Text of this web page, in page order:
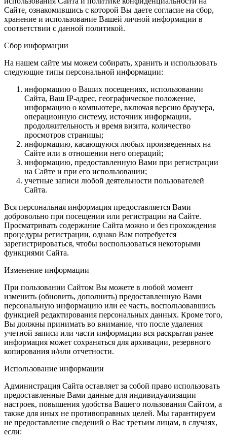
Сайте, ознакомившись с которой Вы даете согласие на сбор,
хранение и использование Вашей личной информации в
соответствии с данной политикой.
Сбор информации
На нашем сайте мы можем собирать, хранить и использовать
следующие типы персональной информации:
информацию о Ваших посещениях, использовании
Сайта, Ваш IP-адрес, географическое положение,
информацию о компьютере, включая версию браузера,
операционную систему, источник информации,
продолжительность и время визита, количество
просмотров страницы;
информацию, касающуюся любых произведенных на
Сайте или в отношении него операций;
информацию, предоставленную Вами при регистрации
на Сайте и при его использовании;
учетные записи любой деятельности пользователей
Сайта.
Вся персональная информация предоставляется Вами
добровольно при посещении или регистрации на Сайте.
Просматривать содержание Сайта можно и без прохождения
процедуры регистрации, однако Вам потребуется
зарегистрироваться, чтобы воспользоваться некоторыми
функциями Сайта.
Изменение информации
При пользовании Сайтом Вы можете в любой момент
изменить (обновить, дополнить) предоставленную Вами
персональную информацию или ее часть, воспользовавшись
функцией редактирования персональных данных. Кроме того,
Вы должны принимать во внимание, что после удаления
учетной записи или части информации вся раскрытая ранее
информация может сохраняться для архивации, резервного
копирования и/или отчетности.
Использование информации
Администрация Сайта оставляет за собой право использовать
предоставленные Вами данные для индивидуализации
настроек, повышения удобства Вашего пользования Сайтом, а
также для иных не противоправных целей. Мы гарантируем
не предоставление сведений о Вас третьим лицам, в случаях,
если: